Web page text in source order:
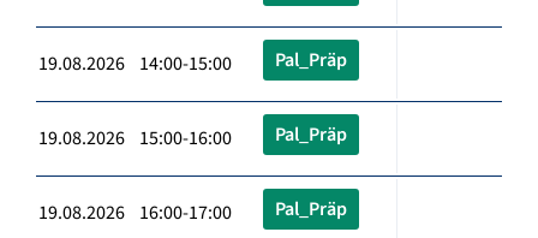
19.08.2026 14:00-15:00 Pal_Präp
19.08.2026 15:00-16:00 Pal_Präp
19.08.2026 16:00-17:00 Pal_Präp